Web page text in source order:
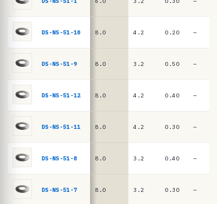
e
e
n
i
m
muelles
platillo
2093
DIN
16983
DS-NS-51-10 8.0 4.2 0.20 —
DS-NS-51-9 8.0 3.2 0.50 —
DS-NS-51-12 8.0 4.2 0.40 —
DS-NS-51-11 8.0 4.2 0.30 —
DS-NS-51-8 8.0 3.2 0.40 —
DS-NS-51-7 8.0 3.2 0.30 —